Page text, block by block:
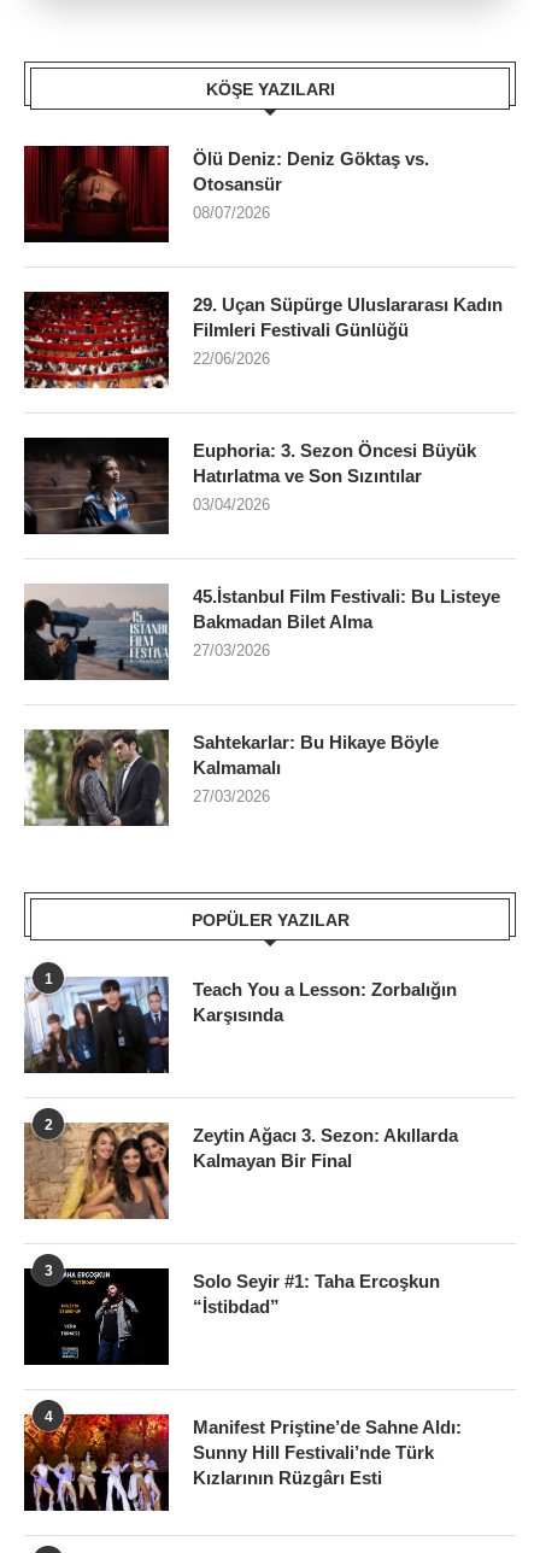
KÖŞE YAZILARI
Ölü Deniz: Deniz Göktaş vs.
Otosansür
08/07/2026
29. Uçan Süpürge Uluslararası Kadın
Filmleri Festivali Günlüğü
22/06/2026
Euphoria: 3. Sezon Öncesi Büyük
Hatırlatma ve Son Sızıntılar
03/04/2026
45.İstanbul Film Festivali: Bu Listeye
Bakmadan Bilet Alma
27/03/2026
Sahtekarlar: Bu Hikaye Böyle
Kalmamalı
27/03/2026
POPÜLER YAZILAR
1
Teach You a Lesson: Zorbalığın
Karşısında
2
Zeytin Ağacı 3. Sezon: Akıllarda
Kalmayan Bir Final
3
Solo Seyir #1: Taha Ercoşkun
“İstibdad”
4
Manifest Priştine’de Sahne Aldı:
Sunny Hill Festivali’nde Türk
Kızlarının Rüzgârı Esti